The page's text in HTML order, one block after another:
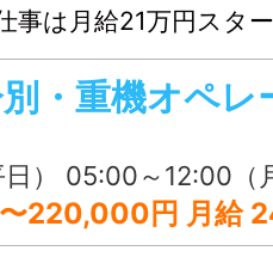
事は月給21万円スタ
タート！独自の評価
プライベートと両立
タリ♪
・重機オペレ
の土曜祝日出勤時） ※フレックスタイム制度あり。
240,000円〜267,000円（重機経験者） 経